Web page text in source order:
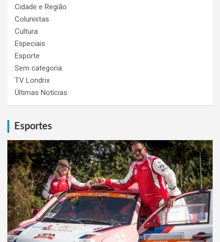
Cidade e Região
Colunistas
Cultura
Especiais
Esporte
Sem categoria
TV Londrix
Últimas Notícias
Esportes